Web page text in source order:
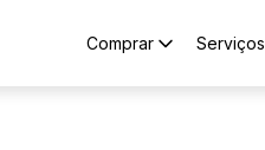
Comprar Serviços